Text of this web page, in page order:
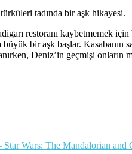
tadında bir aşk hikayesi.
restoranı kaybetmemek
bir aşk başlar. Kasabanın
Deniz’in geçmişi
Wars: The Mandalorian and